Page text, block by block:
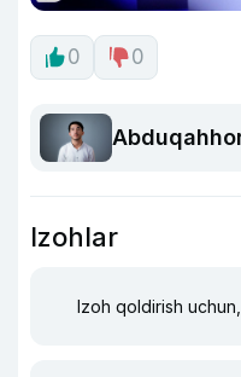
0 0
Izohlar
Izoh qoldirish